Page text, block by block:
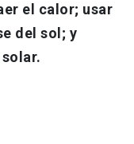
el calor; usar
del sol; y